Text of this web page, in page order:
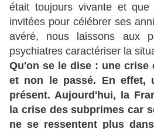
était toujours vivante et
invitées pour célébrer ses
avéré, nous laissons aux
psychiatres caractériser la
Qu'on se le dise : une crise
et non le passé. En effet,
présent. Aujourd'hui, la
la crise des subprimes car
ne se ressentent plus